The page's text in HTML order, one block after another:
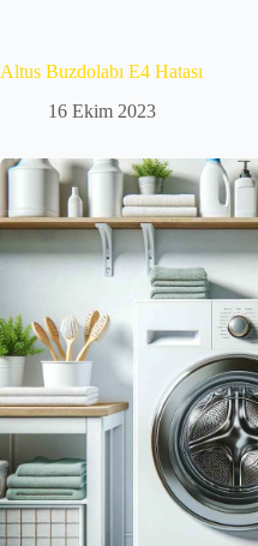
Altus Buzdolabı E4 Hatası
16 Ekim 2023